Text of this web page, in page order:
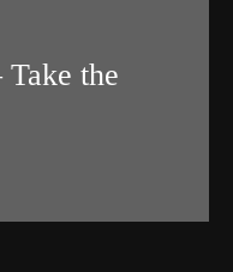
the